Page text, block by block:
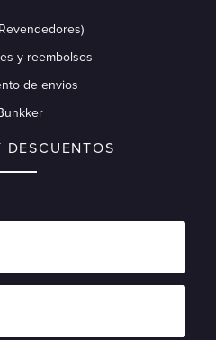
y reembolsos
de envios
DESCUENTOS